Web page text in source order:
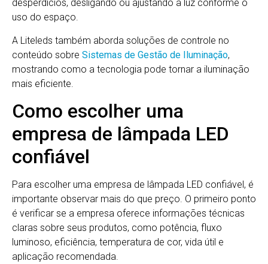
desperdícios, desligando ou ajustando a luz conforme o
uso do espaço.
A Liteleds também aborda soluções de controle no
conteúdo sobre Sistemas de Gestão de Iluminação,
mostrando como a tecnologia pode tornar a iluminação
mais eficiente.
Como escolher uma
empresa de lâmpada LED
confiável
Para escolher uma empresa de lâmpada LED confiável, é
importante observar mais do que preço. O primeiro ponto
é verificar se a empresa oferece informações técnicas
claras sobre seus produtos, como potência, fluxo
luminoso, eficiência, temperatura de cor, vida útil e
aplicação recomendada.